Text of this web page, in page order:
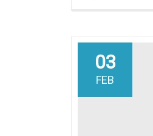
03
FEB